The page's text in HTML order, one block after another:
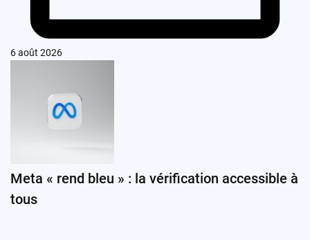
6 août 2026
Meta « rend bleu » : la vérification accessible à
tous